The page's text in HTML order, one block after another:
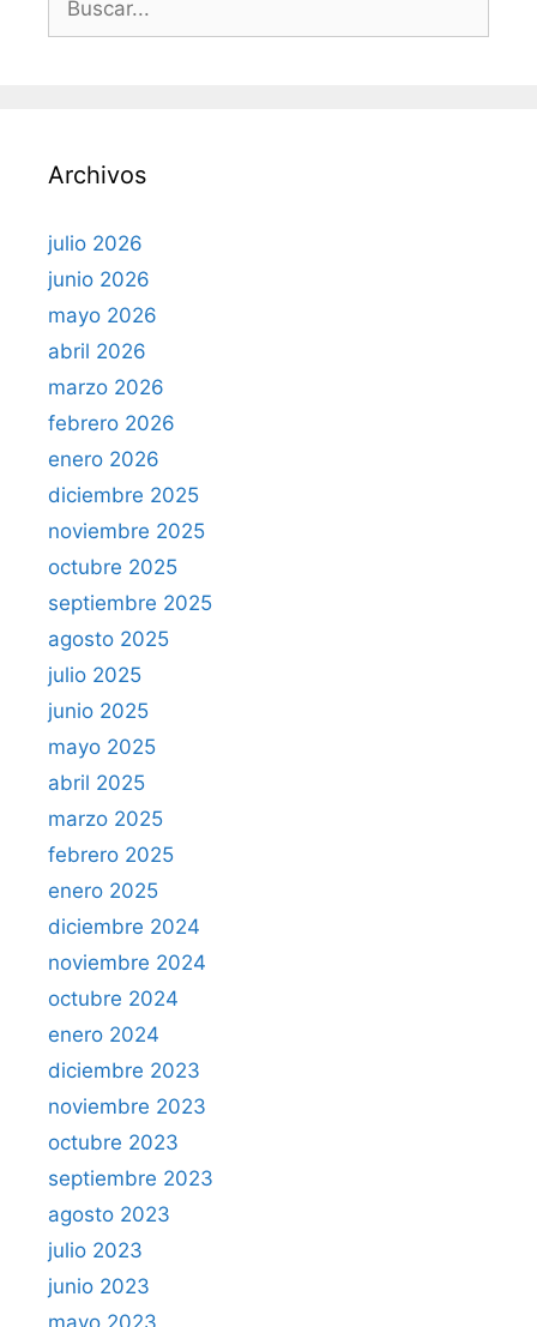
:
Archivos
julio 2026
junio 2026
mayo 2026
abril 2026
marzo 2026
febrero 2026
enero 2026
diciembre 2025
noviembre 2025
octubre 2025
septiembre 2025
agosto 2025
julio 2025
junio 2025
mayo 2025
abril 2025
marzo 2025
febrero 2025
enero 2025
diciembre 2024
noviembre 2024
octubre 2024
enero 2024
diciembre 2023
noviembre 2023
octubre 2023
septiembre 2023
agosto 2023
julio 2023
junio 2023
mayo 2023